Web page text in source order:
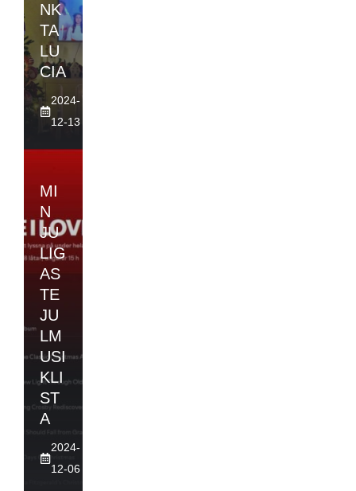
NK
TA
LU
CIA
2024-
12-13
MI
N
JU
LIG
AS
TE
JU
LM
USI
KLI
ST
A
2024-
12-06